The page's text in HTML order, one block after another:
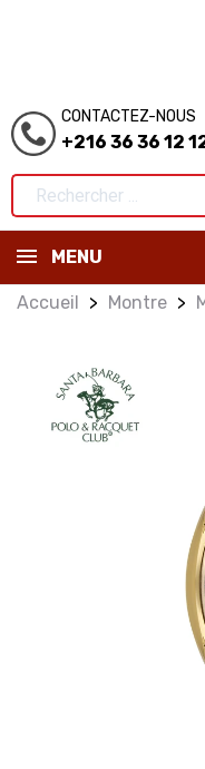
CONTACTEZ-NOUS
+216 36 36 12
MENU
Accueil Montre